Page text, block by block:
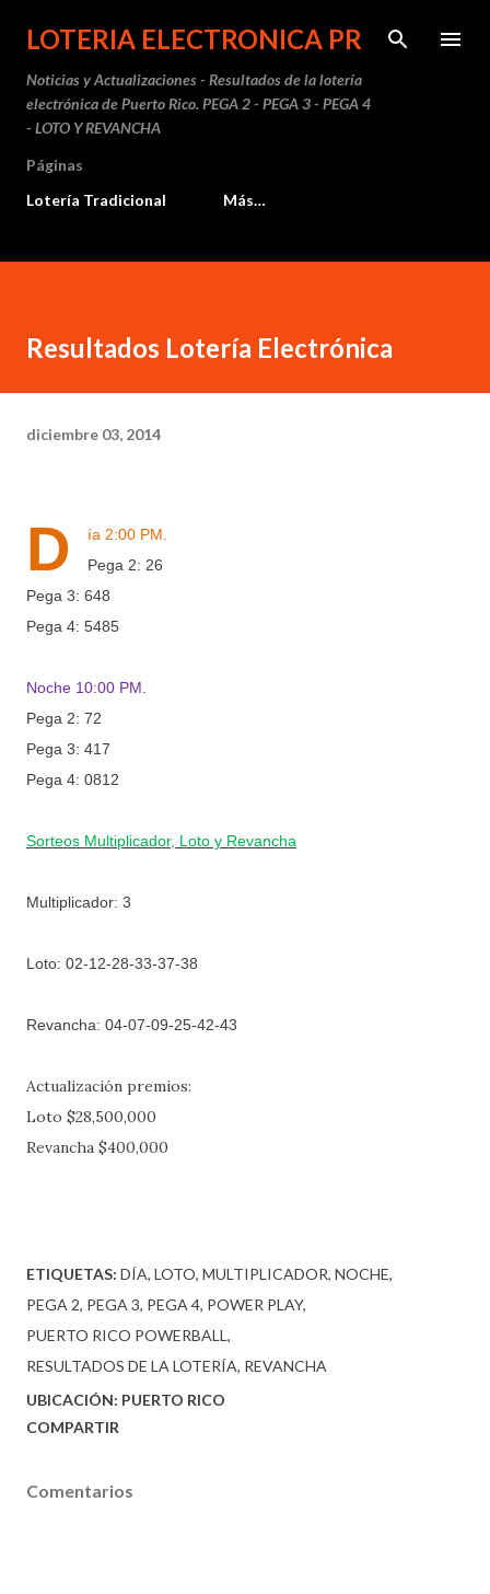
Ir al contenido principal
LOTERIA ELECTRONICA PR
Noticias y Actualizaciones - Resultados de la lotería
electrónica de Puerto Rico. PEGA 2 - PEGA 3 - PEGA 4
- LOTO Y REVANCHA
Páginas
Lotería Tradicional
Más…
Resultados Lotería Electrónica
diciembre 03, 2014
D
ía 2:00 PM.
Pega 2: 26
Pega 3: 648
Pega 4: 5485
Noche 10:00 PM.
Pega 2: 72
Pega 3: 417
Pega 4: 0812
Sorteos Multiplicador, Loto y Revancha
Multiplicador: 3
Loto: 02-12-28-33-37-38
Revancha: 04-07-09-25-42-43
Actualización premios:
Loto $28,500,000
Revancha $400,000
ETIQUETAS: DÍA LOTO MULTIPLICADOR NOCHE
PEGA 2 PEGA 3 PEGA 4 POWER PLAY
PUERTO RICO POWERBALL
RESULTADOS DE LA LOTERÍA REVANCHA
UBICACIÓN: PUERTO RICO
COMPARTIR
Comentarios